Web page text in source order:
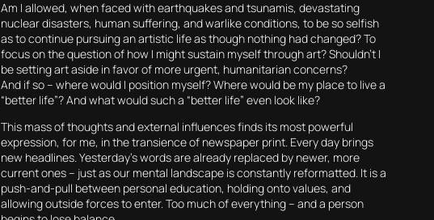
Am I allowed, when faced with earthquakes and tsunamis, devastating
nuclear disasters, human suffering, and warlike conditions, to be so selfish
as to continue pursuing an artistic life as though nothing had changed? To
focus on the question of how I might sustain myself through art? Shouldn’t I
be setting art aside in favor of more urgent, humanitarian concerns?
And if so – where would I position myself? Where would be my place to live a
“better life”? And what would such a “better life” even look like?
This mass of thoughts and external influences finds its most powerful
expression, for me, in the transience of newspaper print. Every day brings
new headlines. Yesterday’s words are already replaced by newer, more
current ones – just as our mental landscape is constantly reformatted. It is a
push-and-pull between personal education, holding onto values, and
allowing outside forces to enter. Too much of everything – and a person